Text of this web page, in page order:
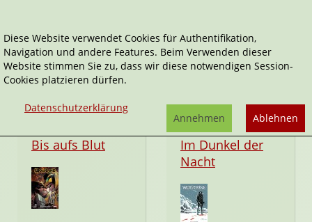
Wolverine
Bis aufs Blut
Taschenbuch
Im Dunkel der
Nacht
Diese Website verwendet Cookies für Authentifikation,
Navigation und andere Features. Beim Verwenden dieser
Website stimmen Sie zu, dass wir diese notwendigen Session-
Cookies platzieren dürfen.
Datenschutzerklärung
Ablehnen
Annehmen